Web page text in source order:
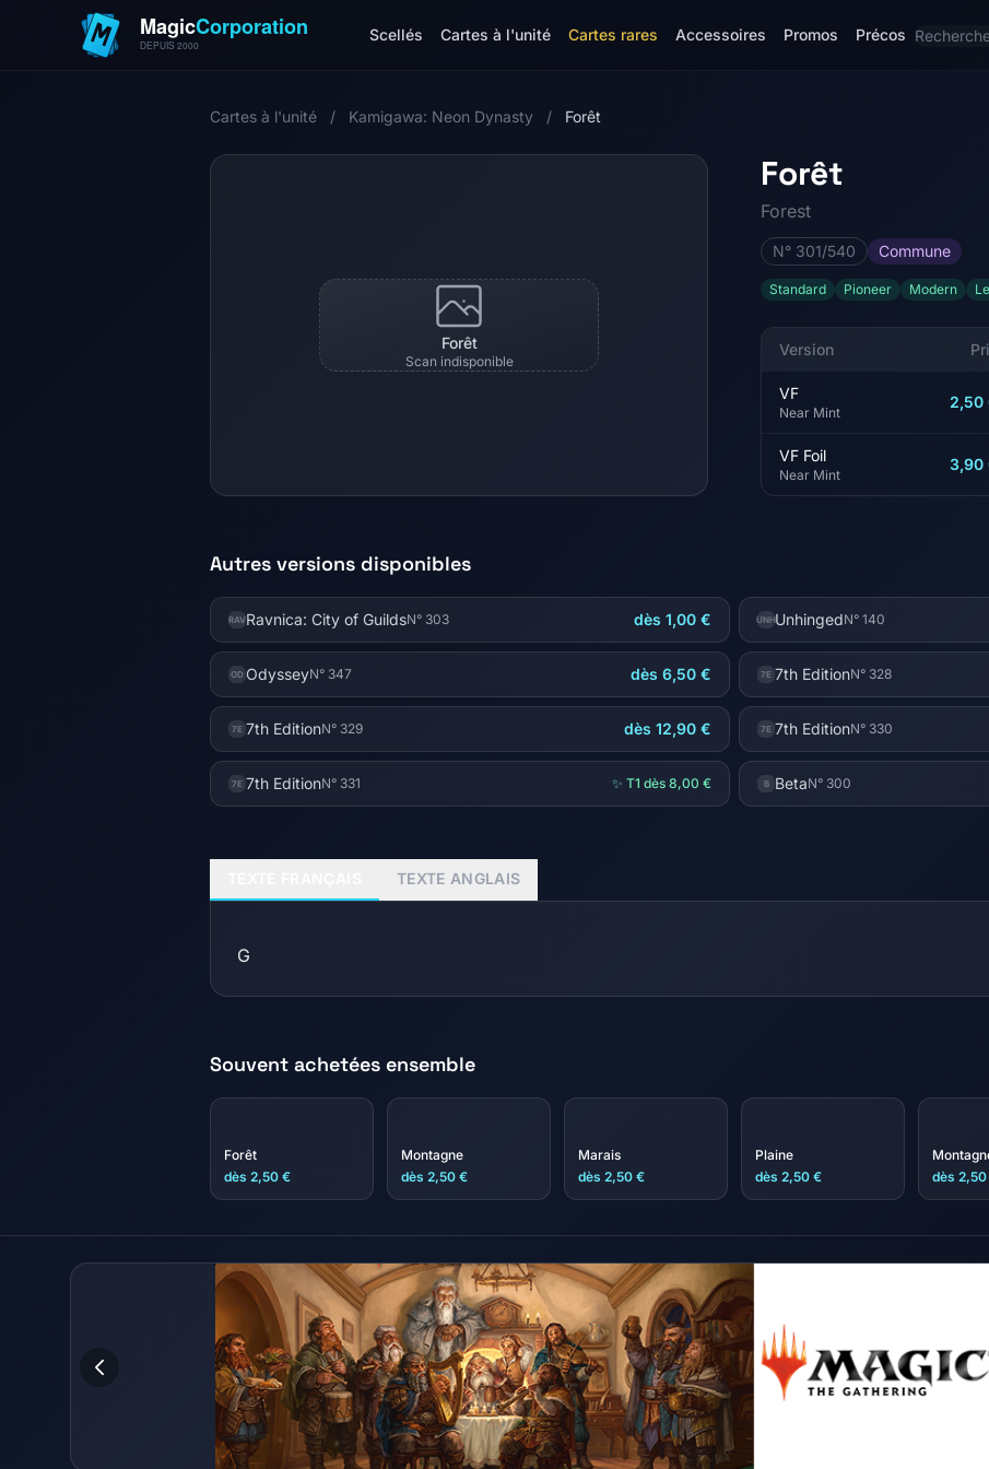
Scellés Cartes à l'unité Cartes rares Accessoires Promos Précos
Cartes à l'unité / Kamigawa: Neon Dynasty / Forêt
Forêt
Scan indisponible
Forêt
Forest
N° 301/540 Commune
Standard Pioneer Modern
Version
VF
Near Mint
2,50
VF Foil
Near Mint
3,90
Autres versions disponibles
RAVRavnica: City of GuildsN° 303 dès 1,00 € UNHUnhingedN° 140
OD OdysseyN° 347 dès 6,50 € 7E 7th EditionN° 328
7E 7th EditionN° 329 dès 12,90 € 7E 7th EditionN° 330
7E 7th EditionN° 331 ✨ T1 dès 8,00 € B BetaN° 300
TEXTE ANGLAIS
G
Souvent achetées ensemble
Forêt
dès 2,50 €
Montagne
dès 2,50 €
Marais
dès 2,50 €
Plaine
dès 2,50 €
dès